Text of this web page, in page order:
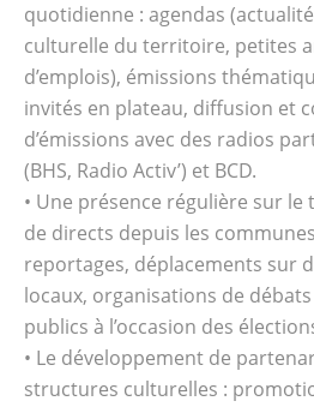
quotidienne : agendas (actualité
culturelle du territoire, petites
d’emplois), émissions
invités en plateau, diffusion et
d’émissions avec des radios
(BHS, Radio Activ’) et BCD.
• Une présence régulière sur
de directs depuis les
reportages, déplacements sur
locaux, organisations de débats
publics à l’occasion des
• Le développement de
structures culturelles :